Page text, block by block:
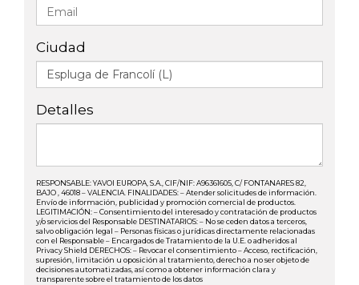
Ciudad
Detalles
RESPONSABLE: YAVOI EUROPA, S.A., CIF/NIF: A96361605, C/ FONTANARES 82,
BAJO , 46018 – VALENCIA. FINALIDADES: – Atender solicitudes de información.
Envío de información, publicidad y promoción comercial de productos.
LEGITIMACIÓN: – Consentimiento del interesado y contratación de productos
y/o servicios del Responsable DESTINATARIOS: – No se ceden datos a terceros,
salvo obligación legal – Personas físicas o jurídicas directamente relacionadas
con el Responsable – Encargados de Tratamiento de la U.E. o adheridos al
Privacy Shield DERECHOS: – Revocar el consentimiento – Acceso, rectificación,
supresión, limitación u oposición al tratamiento, derecho a no ser objeto de
decisiones automatizadas, así como a obtener información clara y
transparente sobre el tratamiento de los datos